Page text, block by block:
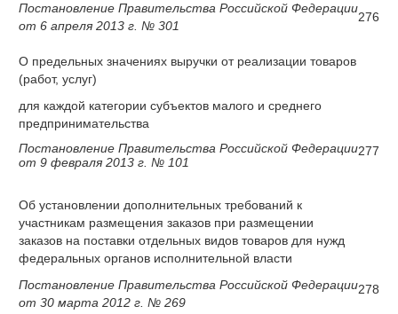
Постановление Правительства Российской Федерации
от 6 апреля 2013 г. № 301
276
О предельных значениях выручки от реализации товаров
(работ, услуг)
для каждой категории субъектов малого и среднего
предпринимательства
Постановление Правительства Российской Федерации
от 9 февраля 2013 г. № 101
277
Об установлении дополнительных требований к
участникам размещения заказов при размещении
заказов на поставки отдельных видов товаров для нужд
федеральных органов исполнительной власти
Постановление Правительства Российской Федерации
от 30 марта 2012 г. № 269
278